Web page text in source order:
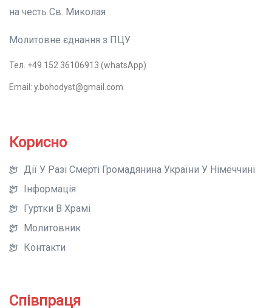
на честь Св. Миколая
Молитовне єднання з ПЦУ
Тел. +49 152 36106913 (whatsApp)
Email: y.bohodyst@gmail.com
Корисно
Дії У Разі Смерті Громадянина України У Німеччині
Інформація
Гуртки В Храмі
Молитовник
Контакти
Співпраця